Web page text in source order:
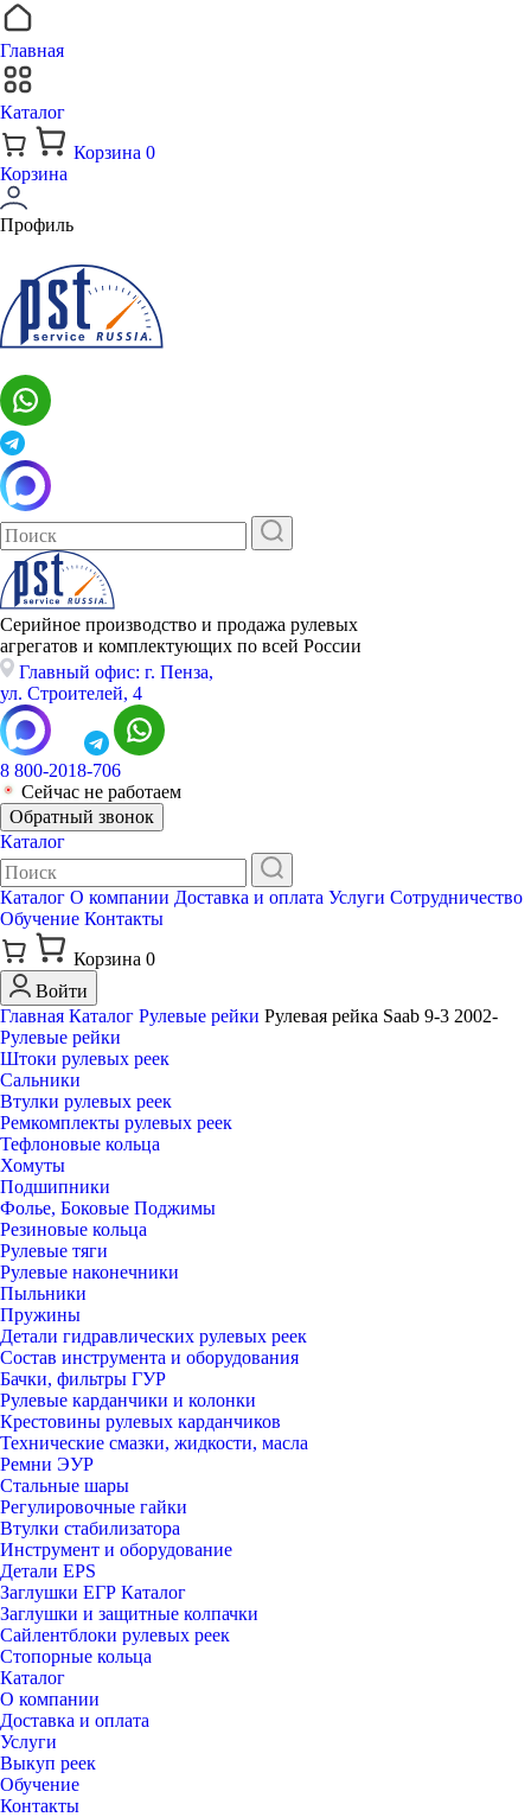
Главная
Каталог
Корзина 0
Корзина
Профиль
Серийное производство и продажа рулевых
агрегатов и комплектующих по всей России
Главный офис: г. Пенза,
ул. Строителей, 4
8 800-2018-706
Сейчас не работаем
Обратный звонок
Каталог
Каталог О компании Доставка и оплата Услуги Сотрудничество
Обучение Контакты
Корзина 0
Войти
Главная Каталог Рулевые рейки Рулевая рейка Saab 9-3 2002-
Рулевые рейки
Штоки рулевых реек
Сальники
Втулки рулевых реек
Ремкомплекты рулевых реек
Тефлоновые кольца
Хомуты
Подшипники
Фолье, Боковые Поджимы
Резиновые кольца
Рулевые тяги
Рулевые наконечники
Пыльники
Пружины
Детали гидравлических рулевых реек
Состав инструмента и оборудования
Бачки, фильтры ГУР
Рулевые карданчики и колонки
Крестовины рулевых карданчиков
Технические смазки, жидкости, масла
Ремни ЭУР
Стальные шары
Регулировочные гайки
Втулки стабилизатора
Инструмент и оборудование
Детали EPS
Заглушки ЕГР Каталог
Заглушки и защитные колпачки
Сайлентблоки рулевых реек
Стопорные кольца
Каталог
О компании
Доставка и оплата
Услуги
Выкуп реек
Обучение
Контакты